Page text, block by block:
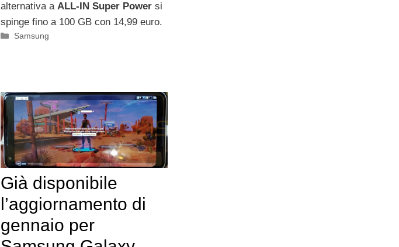
alternativa a ALL-IN Super Powersi
spinge fino a 100 GB con 14,99 euro.
Categorie
Samsung
Già disponibile
l’aggiornamento di
gennaio per